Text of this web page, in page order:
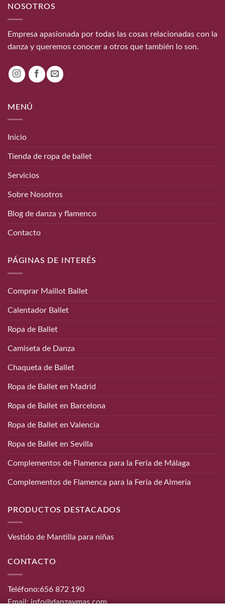
NOSOTROS
Empresa apasionada por todas las cosas relacionadas con la
danza y queremos conocer a otros que también lo son.
MENÚ
Inicio
Tienda de ropa de ballet
Servicios
Sobre Nosotros
Blog de danza y flamenco
Contacto
PÁGINAS DE INTERÉS
Comprar Maillot Ballet
Calentador Ballet
Ropa de Ballet
Camiseta de Danza
Chaqueta de Ballet
Ropa de Ballet en Madrid
Ropa de Ballet en Barcelona
Ropa de Ballet en Valencia
Ropa de Ballet en Sevilla
Complementos de Flamenca para la Feria de Málaga
Complementos de Flamenca para la Feria de Almería
PRODUCTOS DESTACADOS
Vestido de Mantilla para niñas
CONTACTO
Teléfono:656 872 190
Email:info@danzaymas.com